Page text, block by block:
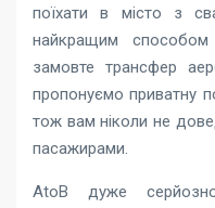
поїхати в місто з
найкращим способом
замовте трансфер
пропонуємо приватну
тож вам ніколи не
пасажирами.
AtoB дуже